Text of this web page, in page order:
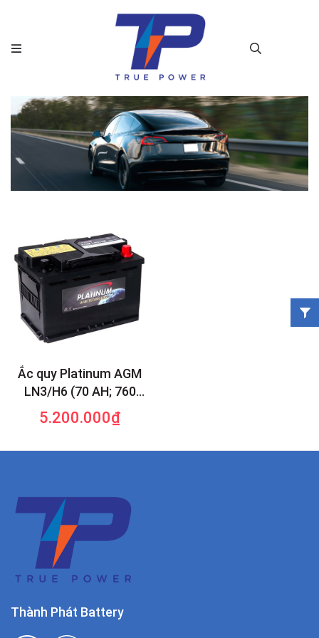
Ắc quy Platinum AGM
LN3/H6 (70 AH; 760
CCA)
5.200.000₫
Thành Phát Battery